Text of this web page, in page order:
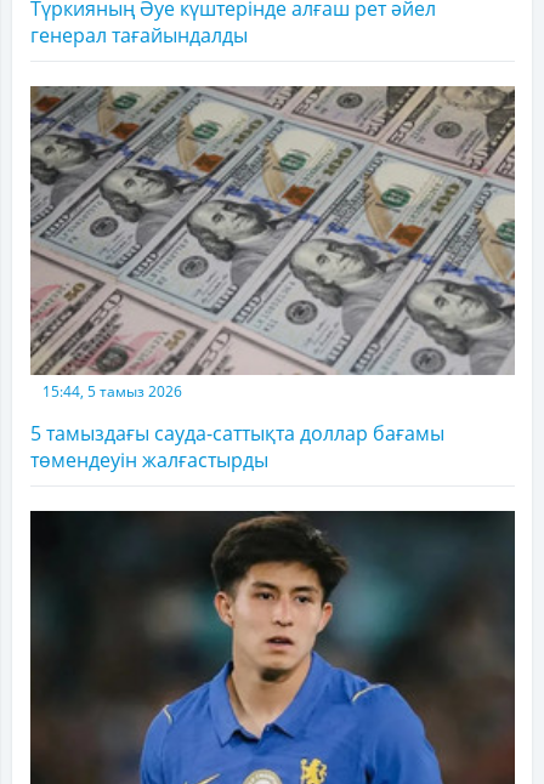
Түркияның Әуе күштерінде алғаш рет әйел
генерал тағайындалды
15:44, 5 тамыз 2026
5 тамыздағы сауда-саттықта доллар бағамы
төмендеуін жалғастырды